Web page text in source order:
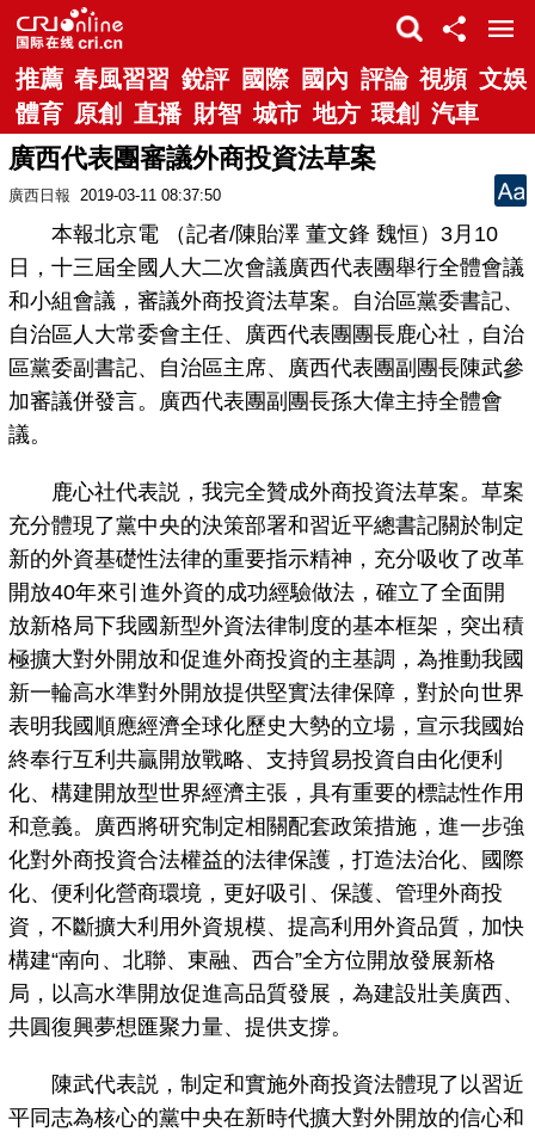
推薦 春風習習 銳評 國際 國內 評論 視頻 文娛
體育 原創 直播 財智 城市 地方 環創 汽車
廣西代表團審議外商投資法草案
廣西日報 2019-03-11 08:37:50
本報北京電 （記者/陳貽澤 董文鋒 魏恒）3月10
日，十三屆全國人大二次會議廣西代表團舉行全體會議
和小組會議，審議外商投資法草案。自治區黨委書記、
自治區人大常委會主任、廣西代表團團長鹿心社，自治
區黨委副書記、自治區主席、廣西代表團副團長陳武參
加審議併發言。廣西代表團副團長孫大偉主持全體會
議。
鹿心社代表説，我完全贊成外商投資法草案。草案
充分體現了黨中央的決策部署和習近平總書記關於制定
新的外資基礎性法律的重要指示精神，充分吸收了改革
開放40年來引進外資的成功經驗做法，確立了全面開
放新格局下我國新型外資法律制度的基本框架，突出積
極擴大對外開放和促進外商投資的主基調，為推動我國
新一輪高水準對外開放提供堅實法律保障，對於向世界
表明我國順應經濟全球化歷史大勢的立場，宣示我國始
終奉行互利共贏開放戰略、支持貿易投資自由化便利
化、構建開放型世界經濟主張，具有重要的標誌性作用
和意義。廣西將研究制定相關配套政策措施，進一步強
化對外商投資合法權益的法律保護，打造法治化、國際
化、便利化營商環境，更好吸引、保護、管理外商投
資，不斷擴大利用外資規模、提高利用外資品質，加快
構建“南向、北聯、東融、西合”全方位開放發展新格
局，以高水準開放促進高品質發展，為建設壯美廣西、
共圓復興夢想匯聚力量、提供支撐。
陳武代表説，制定和實施外商投資法體現了以習近
平同志為核心的黨中央在新時代擴大對外開放的信心和